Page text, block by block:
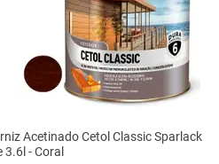
Acetinado Cetol Classic Sparlack
3.6l - Coral